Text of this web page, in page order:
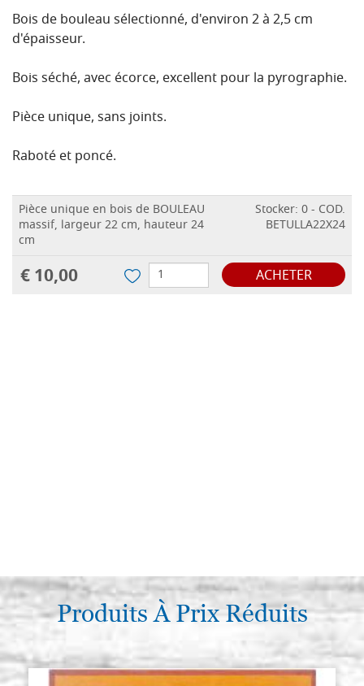
Bois de bouleau sélectionné, d'environ 2 à 2,5 cm
d'épaisseur.
Bois séché, avec écorce, excellent pour la pyrographie.
Pièce unique, sans joints.
Raboté et poncé.
Pièce unique en bois de BOULEAU
massif, largeur 22 cm, hauteur 24
cm
Stocker: 0 - COD.
BETULLA22X24
€ 10,00 ACHETER
Produits À Prix Réduits